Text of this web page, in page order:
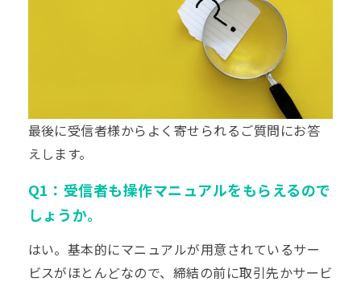
最後に受信者様からよく寄せられるご質問にお答
えします。
Q1：受信者も操作マニュアルをもらえるので
しょうか。
はい。基本的にマニュアルが用意されているサー
ビスがほとんどなので、締結の前に取引先かサービ